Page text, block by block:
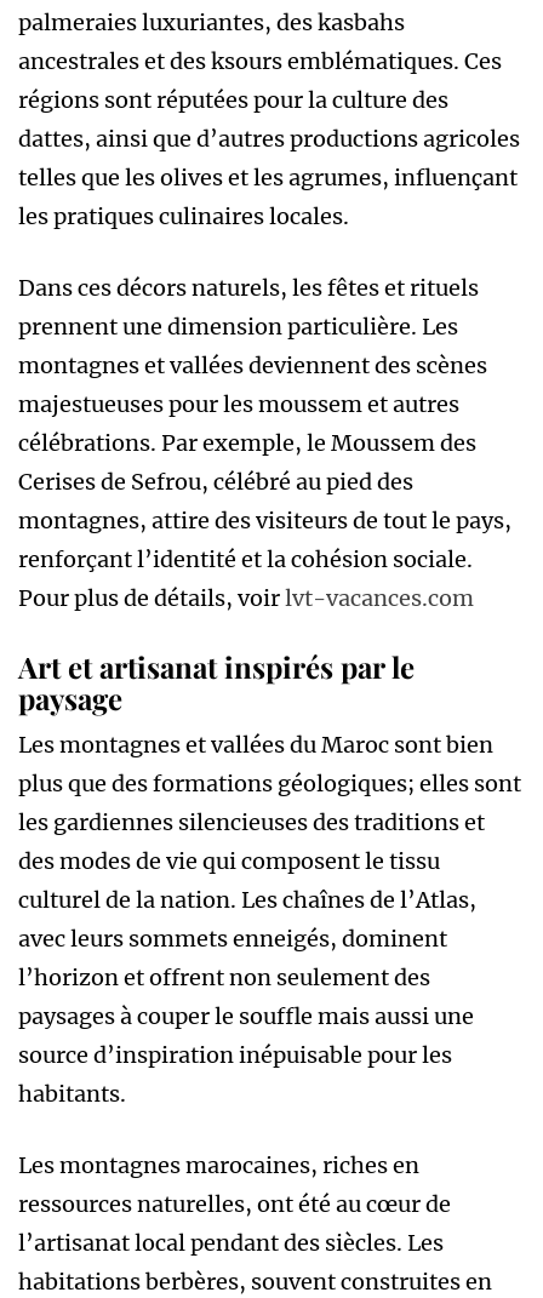
palmeraies luxuriantes, des kasbahs
ancestrales et des ksours emblématiques. Ces
régions sont réputées pour la culture des
dattes, ainsi que d’autres productions agricoles
telles que les olives et les agrumes, influençant
les pratiques culinaires locales.
Dans ces décors naturels, les fêtes et rituels
prennent une dimension particulière. Les
montagnes et vallées deviennent des scènes
majestueuses pour les moussem et autres
célébrations. Par exemple, le Moussem des
Cerises de Sefrou, célébré au pied des
montagnes, attire des visiteurs de tout le pays,
renforçant l’identité et la cohésion sociale.
Pour plus de détails, voirlvt-vacances.com
Art et artisanat inspirés par le
paysage
Les montagnes et vallées du Maroc sont bien
plus que des formations géologiques; elles sont
les gardiennes silencieuses des traditions et
des modes de vie qui composent le tissu
culturel de la nation. Les chaînes de l’Atlas,
avec leurs sommets enneigés, dominent
l’horizon et offrent non seulement des
paysages à couper le souffle mais aussi une
source d’inspiration inépuisable pour les
habitants.
Les montagnes marocaines, riches en
ressources naturelles, ont été au cœur de
l’artisanat local pendant des siècles. Les
habitations berbères, souvent construites en